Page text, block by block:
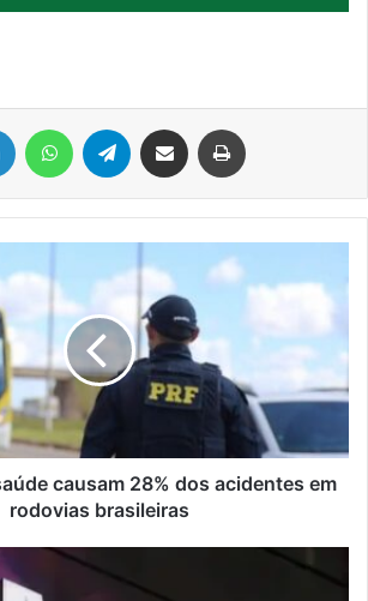
Linkedin WhatsAppTelegram Compartilhar via e-mail
causam 28% dos acidentes em
rodovias brasileiras